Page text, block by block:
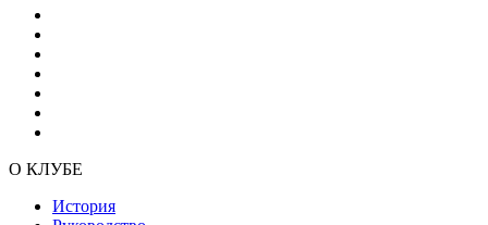
О КЛУБЕ
История